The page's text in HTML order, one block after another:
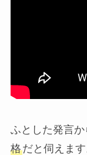
ふとした発言
格だと伺えます